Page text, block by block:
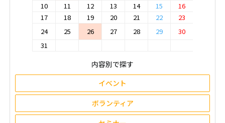
10
11 12 13 14 15
16
17
18 19 20 21 22
23
24
25 26 27 28 29
30
31
内容別で探す
イベント
ボランティア